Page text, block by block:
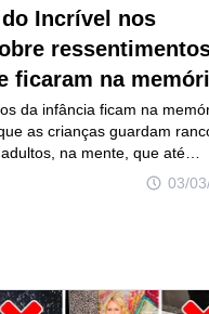
Incrível nos
ficaram na
03/
da infância ficam na
as crianças guardam
na mente, que até
ressentimento, mas o
cicatrizes no coração e
castigo injusto,